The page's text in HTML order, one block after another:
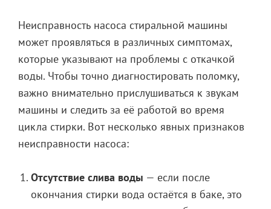
Неисправность насоса стиральной машины
может проявляться в различных симптомах,
которые указывают на проблемы с откачкой
воды. Чтобы точно диагностировать поломку,
важно внимательно прислушиваться к звукам
машины и следить за её работой во время
цикла стирки. Вот несколько явных признаков
неисправности насоса:
Отсутствие слива воды — если после
окончания стирки вода остаётся в баке, это